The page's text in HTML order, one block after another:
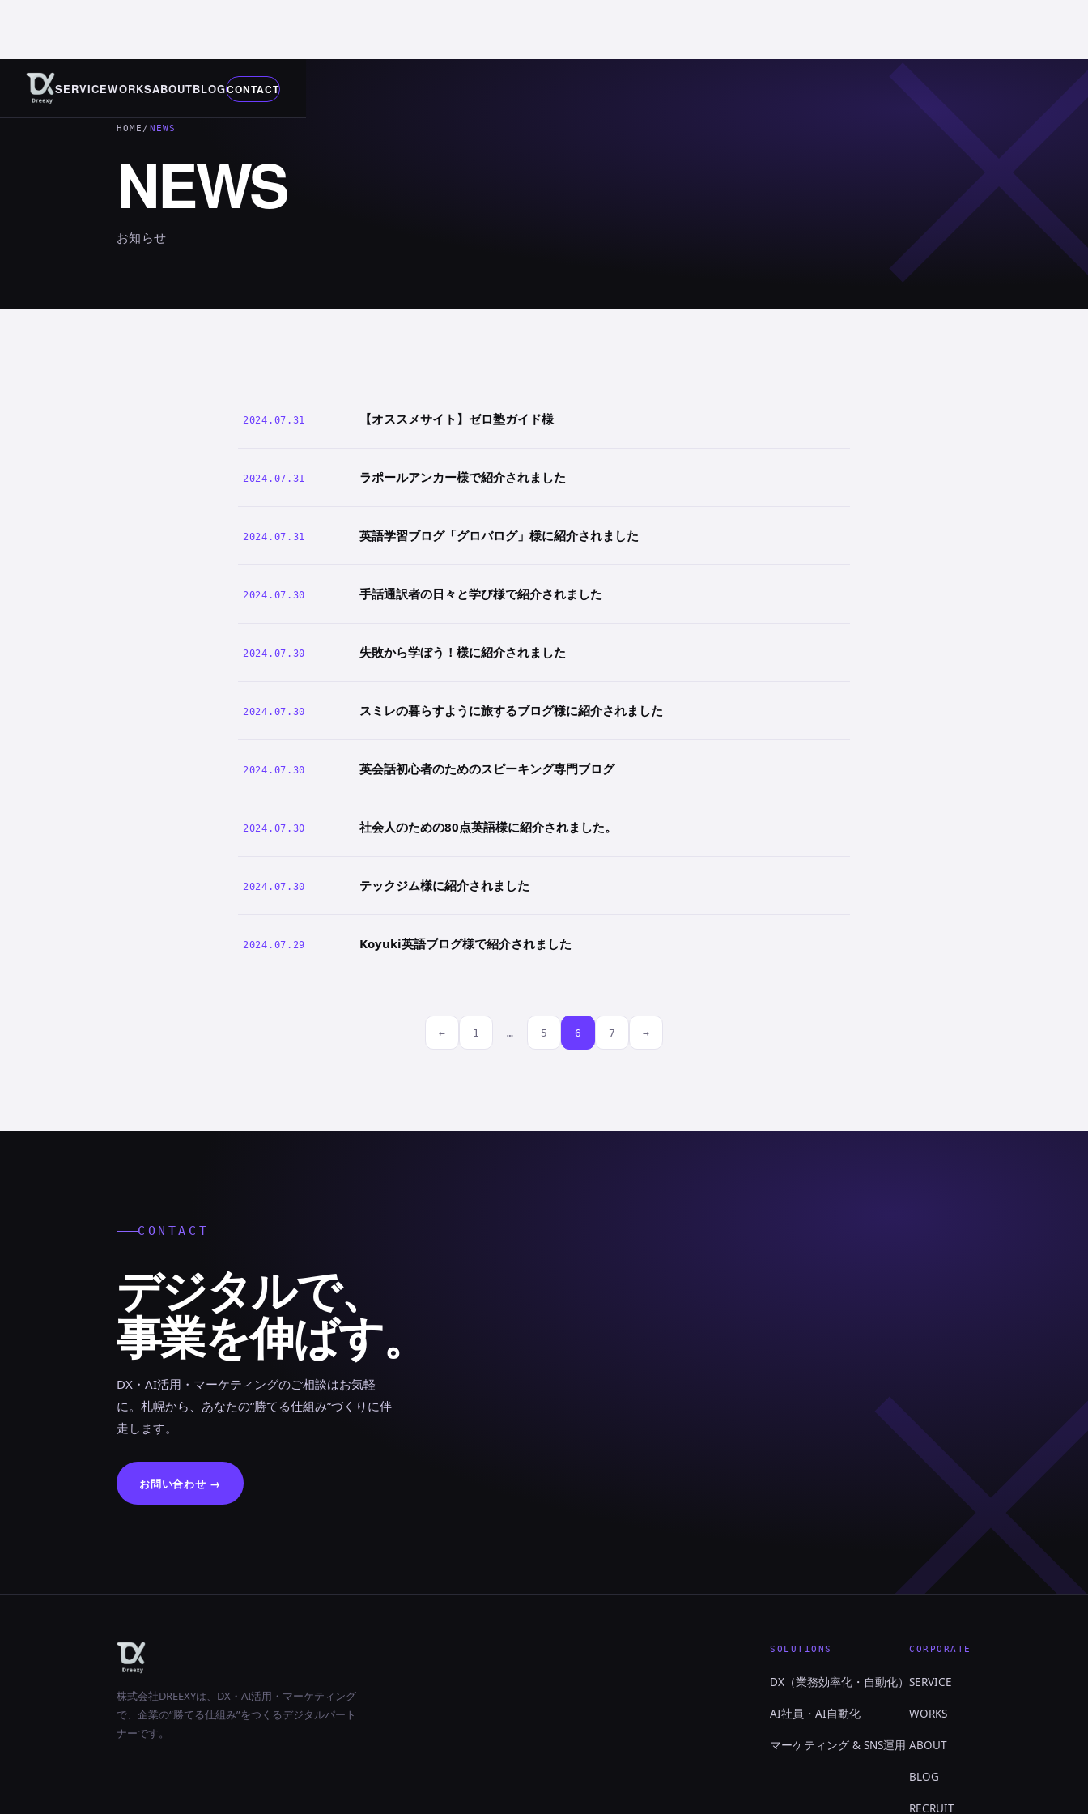
SERVICEWORKSABOUTBLOGCONTACT
HOME / NEWS
NEWS
お知らせ
2024.07.31 【オススメサイト】ゼロ塾ガイド様
2024.07.31 ラポールアンカー様で紹介されました
2024.07.31 英語学習ブログ「グロバログ」様に紹介されました
2024.07.30 手話通訳者の日々と学び様で紹介されました
2024.07.30 失敗から学ぼう！様に紹介されました
2024.07.30 スミレの暮らすように旅するブログ様に紹介されました
2024.07.30 英会話初心者のためのスピーキング専門ブログ
2024.07.30 社会人のための80点英語様に紹介されました。
2024.07.30 テックジム様に紹介されました
2024.07.29 Koyuki英語ブログ様で紹介されました
← 1 … 5 6 7 →
CONTACT
デジタルで、
事業を伸ばす。
DX・AI活用・マーケティングのご相談はお気軽
に。札幌から、あなたの“勝てる仕組み”づくりに伴
走します。
お問い合わせ →
株式会社DREEXYは、DX・AI活用・マーケティング
で、企業の“勝てる仕組み”をつくるデジタルパート
ナーです。
SOLUTIONS
DX（業務効率化・自動化）
AI社員・AI自動化
マーケティング & SNS運用
CORPORATE
SERVICE
WORKS
ABOUT
BLOG
RECRUIT